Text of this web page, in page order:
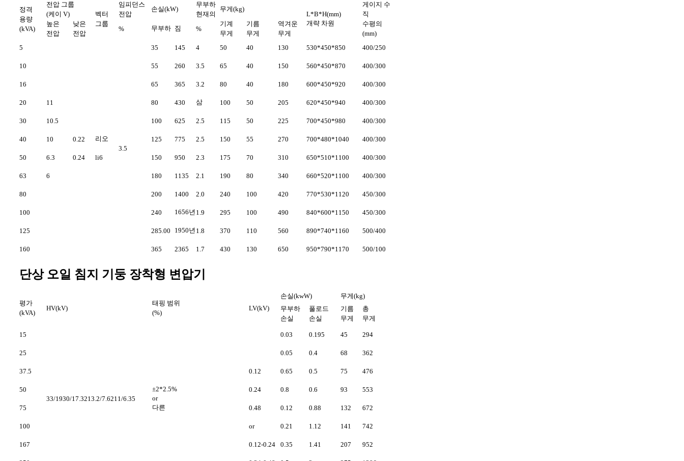
정격
용량
(kVA)
전압 그룹
(케이 V)
벡터
그룹
임피던스
전압
손실(kW)
무부하
현재의
무게(kg)
L*B*H(mm)
개략 차원
게이지 수
직
수평의
(mm)
높은
전압
낮은
전압
% 무부하 짐 %
기계
무게
기름
무게
역겨운
무게
5
3.5
35 145 4 50 40 130 530*450*850 400/250
10 55 260 3.5 65 40 150 560*450*870 400/300
16 65 365 3.2 80 40 180 600*450*920 400/300
20 11 80 430 삼 100 50 205 620*450*940 400/300
30 10.5 100 625 2.5 115 50 225 700*450*980 400/300
40 10 0.22 리오 125 775 2.5 150 55 270 700*480*1040 400/300
50 6.3 0.24 li6 150 950 2.3 175 70 310 650*510*1100 400/300
63 6 180 1135 2.1 190 80 340 660*520*1100 400/300
80 200 1400 2.0 240 100 420 770*530*1120 450/300
100 240 1656년 1.9 295 100 490 840*600*1150 450/300
125 285.00 1950년 1.8 370 110 560 890*740*1160 500/400
160 365 2365 1.7 430 130 650 950*790*1170 500/100
단상 오일 침지 기둥 장착형 변압기
평가
(kVA)
HV(kV)
태핑 범위
(%)
LV(kV)
손실(kwW)
무게(kg)
무부하
손실
풀로드
손실
기름
무게
총
무게
15
33/1930/17.3213.2/7.6211/6.35
±2*2.5%
or
다른
0.03 0.195 45 294
25 0.05 0.4 68 362
37.5 0.12 0.65 0.5 75 476
50 0.24 0.8 0.6 93 553
75 0.48 0.12 0.88 132 672
100 or 0.21 1.12 141 742
167 0.12-0.24 0.35 1.41 207 952